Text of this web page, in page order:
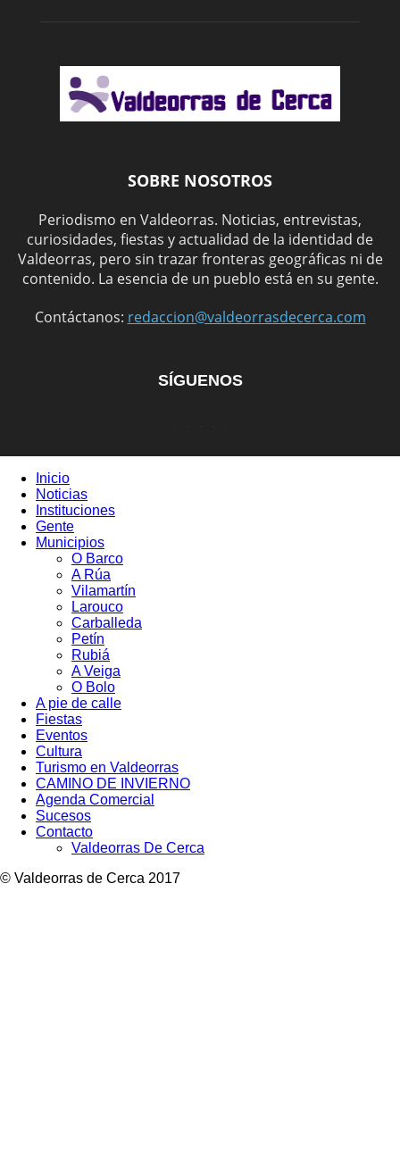
SOBRE NOSOTROS
Periodismo en Valdeorras. Noticias, entrevistas,
curiosidades, fiestas y actualidad de la identidad de
Valdeorras, pero sin trazar fronteras geográficas ni de
contenido. La esencia de un pueblo está en su gente.
Contáctanos: redaccion@valdeorrasdecerca.com
SÍGUENOS
Inicio
Noticias
Instituciones
Gente
Municipios
O Barco
A Rúa
Vilamartín
Larouco
Carballeda
Petín
Rubiá
A Veiga
O Bolo
A pie de calle
Fiestas
Eventos
Cultura
Turismo en Valdeorras
CAMINO DE INVIERNO
Agenda Comercial
Sucesos
Contacto
Valdeorras De Cerca
© Valdeorras de Cerca 2017